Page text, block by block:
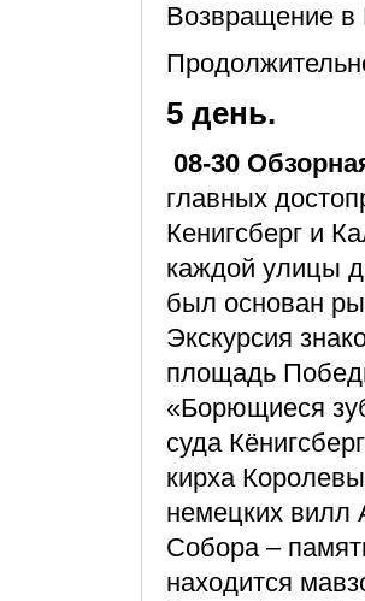
Возвращение в
5 день.
08-30
главных
Кенигсберг и
каждой улицы
был основан
Экскурсия
площадь
«Борющиеся
суда
кирха
немецких вилл
Собора –
находится